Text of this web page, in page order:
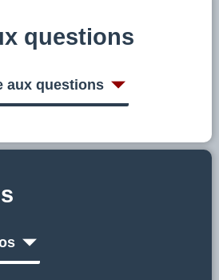
questions
aux questions